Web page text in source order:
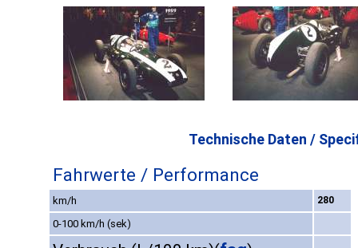
Technische Daten /
Fahrwerte / Performance
km/h 280
0-100 km/h (sek)